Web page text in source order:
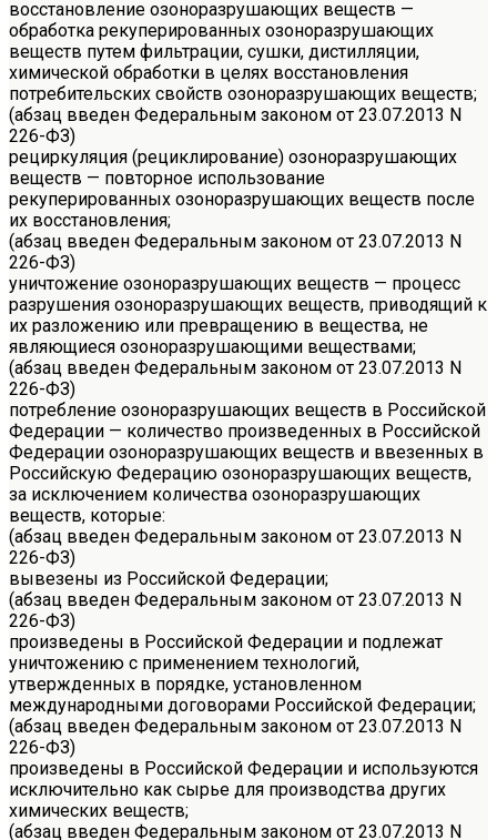
восстановление озоноразрушающих веществ —
обработка рекуперированных озоноразрушающих
веществ путем фильтрации, сушки, дистилляции,
химической обработки в целях восстановления
потребительских свойств озоноразрушающих веществ;
(абзац введен Федеральным законом от 23.07.2013 N
226-ФЗ)
рециркуляция (рециклирование) озоноразрушающих
веществ — повторное использование
рекуперированных озоноразрушающих веществ после
их восстановления;
(абзац введен Федеральным законом от 23.07.2013 N
226-ФЗ)
уничтожение озоноразрушающих веществ — процесс
разрушения озоноразрушающих веществ, приводящий к
их разложению или превращению в вещества, не
являющиеся озоноразрушающими веществами;
(абзац введен Федеральным законом от 23.07.2013 N
226-ФЗ)
потребление озоноразрушающих веществ в Российской
Федерации — количество произведенных в Российской
Федерации озоноразрушающих веществ и ввезенных в
Российскую Федерацию озоноразрушающих веществ,
за исключением количества озоноразрушающих
веществ, которые:
(абзац введен Федеральным законом от 23.07.2013 N
226-ФЗ)
вывезены из Российской Федерации;
(абзац введен Федеральным законом от 23.07.2013 N
226-ФЗ)
произведены в Российской Федерации и подлежат
уничтожению с применением технологий,
утвержденных в порядке, установленном
международными договорами Российской Федерации;
(абзац введен Федеральным законом от 23.07.2013 N
226-ФЗ)
произведены в Российской Федерации и используются
исключительно как сырье для производства других
химических веществ;
(абзац введен Федеральным законом от 23.07.2013 N